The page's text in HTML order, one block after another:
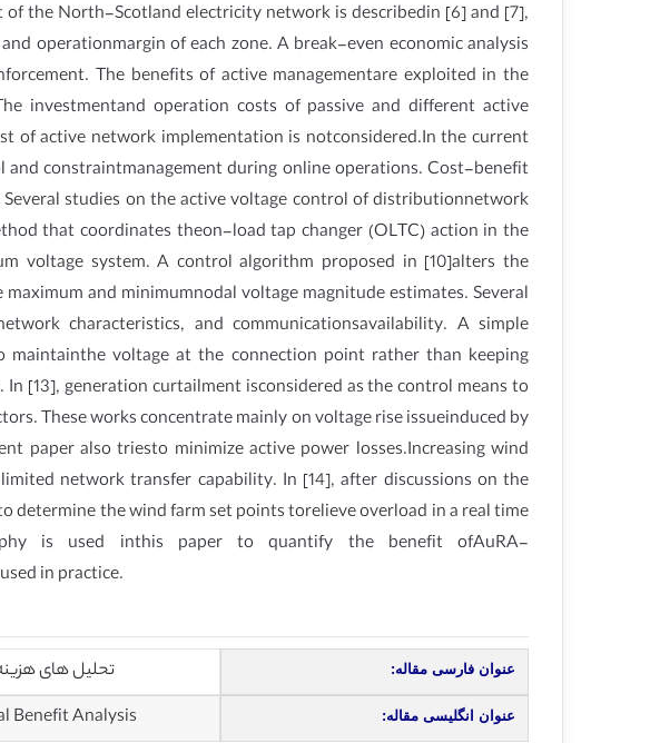
of the North-Scotland electricity network is describedin [6] and [7],
operationmargin of each zone. A break-even economic analysis
The benefits of active managementare exploited in the
investmentand operation costs of passive and different active
of active network implementation is notconsidered.In the current
constraintmanagement during online operations. Cost-benefit
studies on the active voltage control of distributionnetwork
that coordinates theon-load tap changer (OLTC) action in the
voltage system. A control algorithm proposed in [10]alters the
and minimumnodal voltage magnitude estimates. Several
characteristics, and communicationsavailability. A simple
voltage at the connection point rather than keeping
[13], generation curtailment isconsidered as the control means to
These works concentrate mainly on voltage rise issueinduced by
paper also triesto minimize active power losses.Increasing wind
network transfer capability. In [14], after discussions on the
the wind farm set points torelieve overload in a real time
is used inthis paper to quantify the benefit ofAuRA-
in practice.
عنوان فارسی مقاله: تحلیل های هزینه و
عنوان انگلیسی مقاله: Benefit Analysis